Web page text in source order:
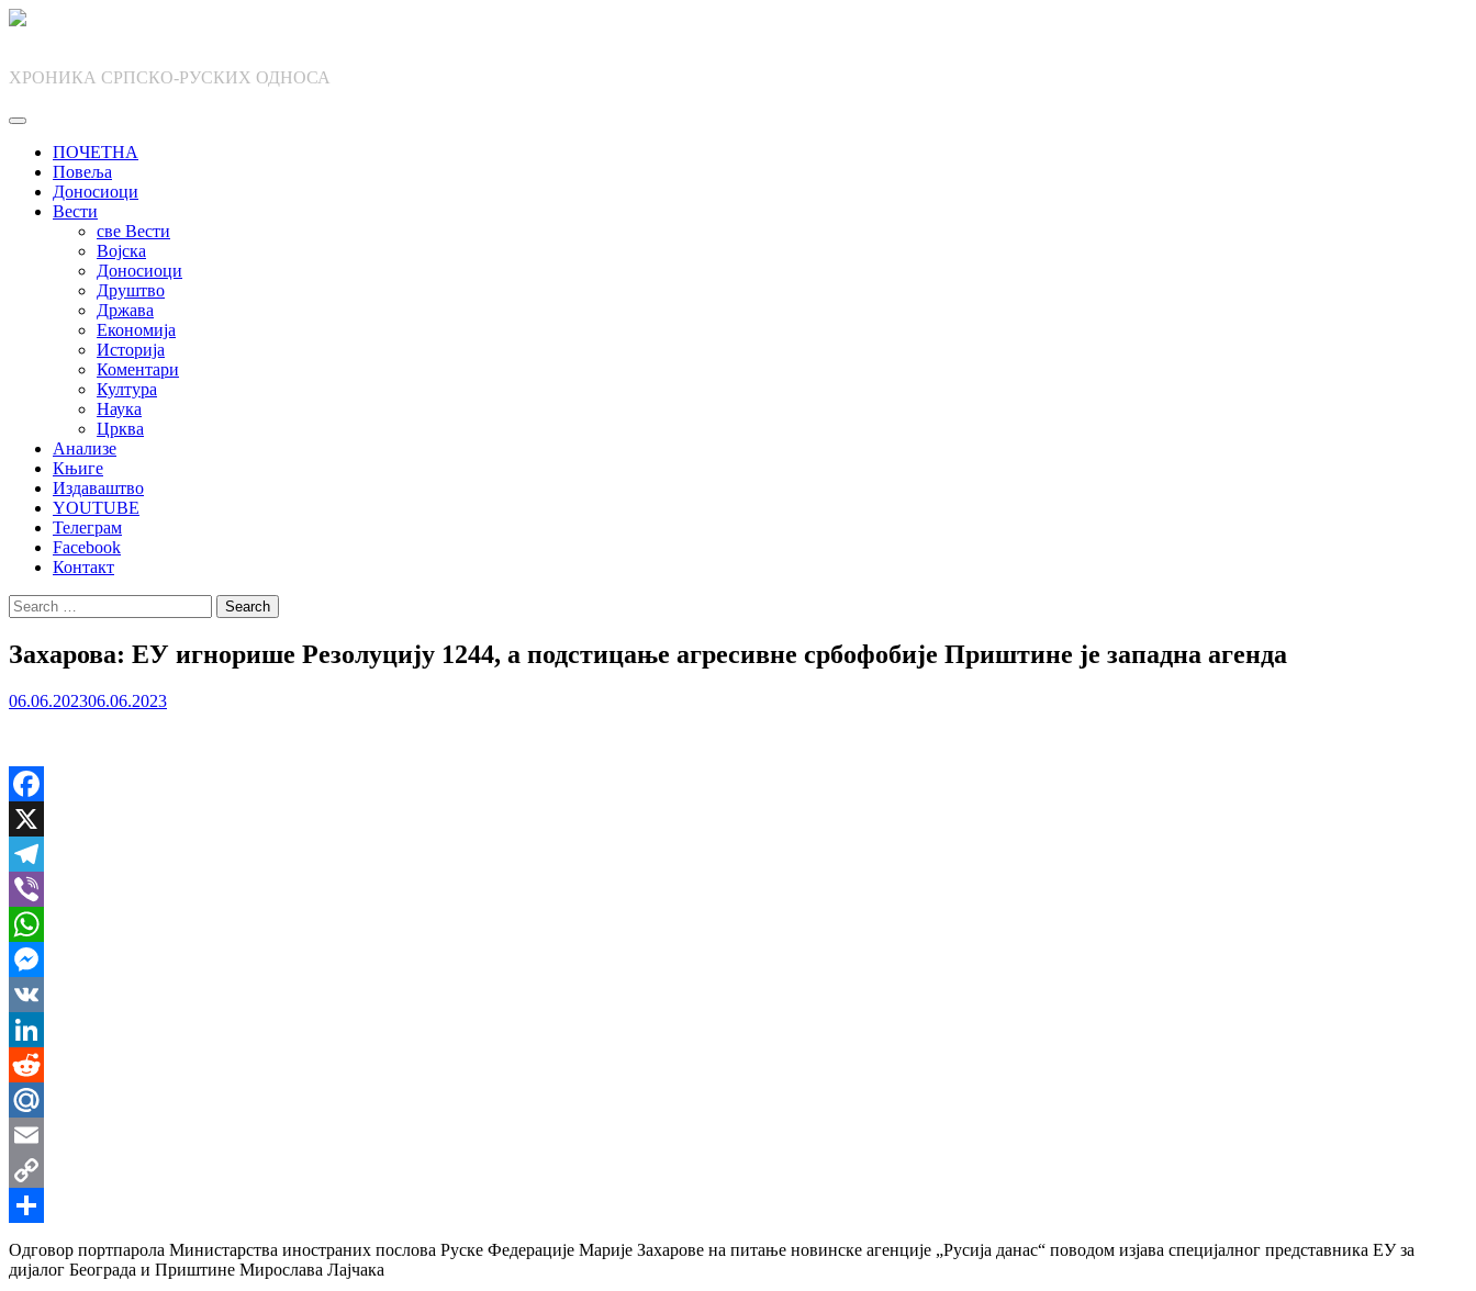
Skip
ХРОНИКА СРПСКО-РУСКИХ ОДНОСА
ПОЧЕТНА
Повеља
Доносиоци
Вести
све Вести
Војска
Доносиоци
Друштво
Држава
Економија
Историја
Коментари
Култура
Наука
Црква
Анализе
Књиге
Издаваштво
YOUTUBE
Телеграм
Facebook
Контакт
Search
for:
Захарова: ЕУ игнорише Резолуцију 1244, а подстицање агресивне србофобије Приштине је западна агенда
06.06.202306.06.2023
Facebook
X
Telegram
Viber
WhatsApp
Messenger
VK
LinkedIn
Reddit
Mail.Ru
Email
Copy
Link
Share
Одговор портпарола Министарства иностраних послова Руске Федерације Марије Захарове на питање новинске агенције „Русија данас“ поводом изјава специјалног представника ЕУ за
дијалог Београда и Приштине Мирослава Лајчака